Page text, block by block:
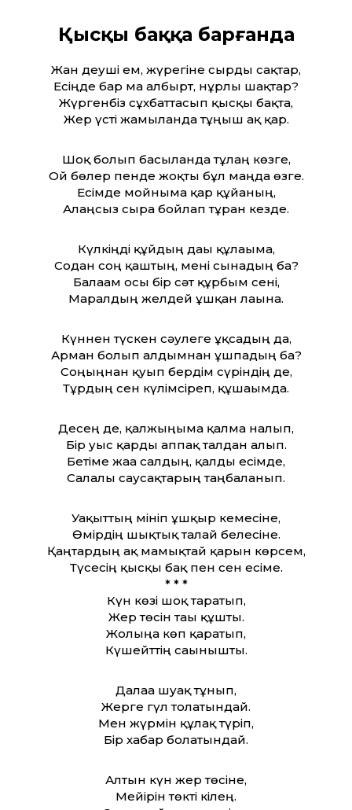
Қысқы баққа барғанда
Жан деуші ем, жүрегіне сырды сақтар,
Есіңде бар ма албырт, нұрлы шақтар?
Жүргенбіз сұхбаттасып қысқы бақта,
Жер үсті жамылғанда тұңғыш ақ қар.
Шоқ болып басылғанда тұлғаң көзге,
Ой бөлер пенде жоқты бұл маңда өзге.
Есімде мойныма қар құйғаның,
Алаңсыз сырға бойлап тұрған кезде.
Күлкіңді құйдың дағы құлағыма,
Содан соң қаштың, мені сынадың ба?
Балағам осы бір сәт құрбым сені,
Маралдың желдей ұшқан лағына.
Күннен түскен сәулеге ұқсадың да,
Арман болып алдымнан ұшпадың ба?
Соңыңнан қуып бердім сүріндің де,
Тұрдың сен күлімсіреп, құшағымда.
Десең де, қалжыңыма қалма налып,
Бір уыс қарды аппақ талдан алып.
Бетіме жаға салдың, қалды есімде,
Салалы саусақтарың таңбаланып.
Уақыттың мініп ұшқыр кемесіне,
Өмірдің шықтық талай белесіне.
Қаңтардың ақ мамықтай қарын көрсем,
Түсесің қысқы бақ пен сен есіме.
* * *
Күн көзі шоқ таратып,
Жер төсін тағы құшты.
Жолыңа көп қаратып,
Күшейттің сағынышты.
Далаға шуақ тұнып,
Жерге гүл толатындай.
Мен жүрмін құлақ түріп,
Бір хабар болатындай.
Алтын күн жер төсіне,
Мейірін төкті кілең.